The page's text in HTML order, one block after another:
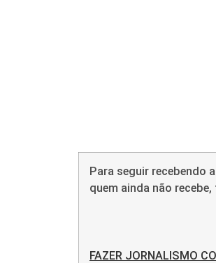
Para seguir recebendo
quem ainda não
FAZER JORNALISMO